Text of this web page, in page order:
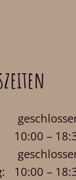
–
10:00 –